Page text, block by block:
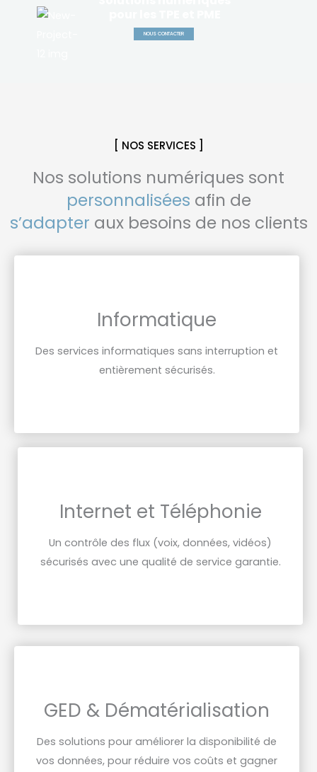
NOUS CONTACTER
[ NOS SERVICES ]
Nos solutions numériques sont
personnalisées afin de
s’adapter aux besoins de nos clients
Informatique
Des services informatiques sans interruption et
entièrement sécurisés.
Internet et Téléphonie
Un contrôle des flux (voix, données, vidéos)
sécurisés avec une qualité de service garantie.
GED & Dématérialisation
Des solutions pour améliorer la disponibilité de
vos données, pour réduire vos coûts et gagner